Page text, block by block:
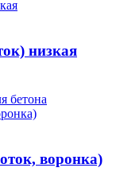
низкая
бетона
воронка)